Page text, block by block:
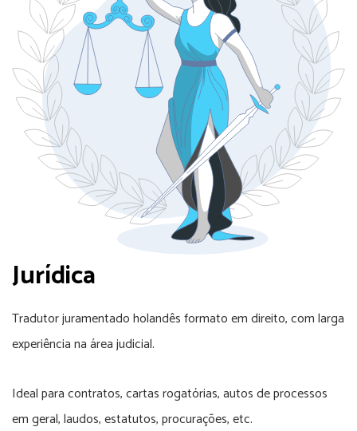
Jurídica
Tradutor juramentado holandês formato em direito, com larga
experiência na área judicial.
Ideal para contratos, cartas rogatórias, autos de processos
em geral, laudos, estatutos, procurações, etc.